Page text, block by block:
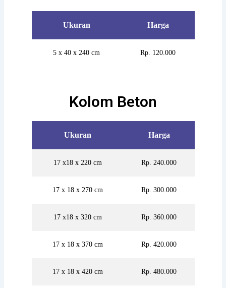
Ukuran Harga
5 x 40 x 240 cm Rp. 120.000
Kolom Beton
Ukuran Harga
17 x18 x 220 cm Rp. 240.000
17 x 18 x 270 cm Rp. 300.000
17 x18 x 320 cm Rp. 360.000
17 x 18 x 370 cm Rp. 420.000
17 x 18 x 420 cm Rp. 480.000